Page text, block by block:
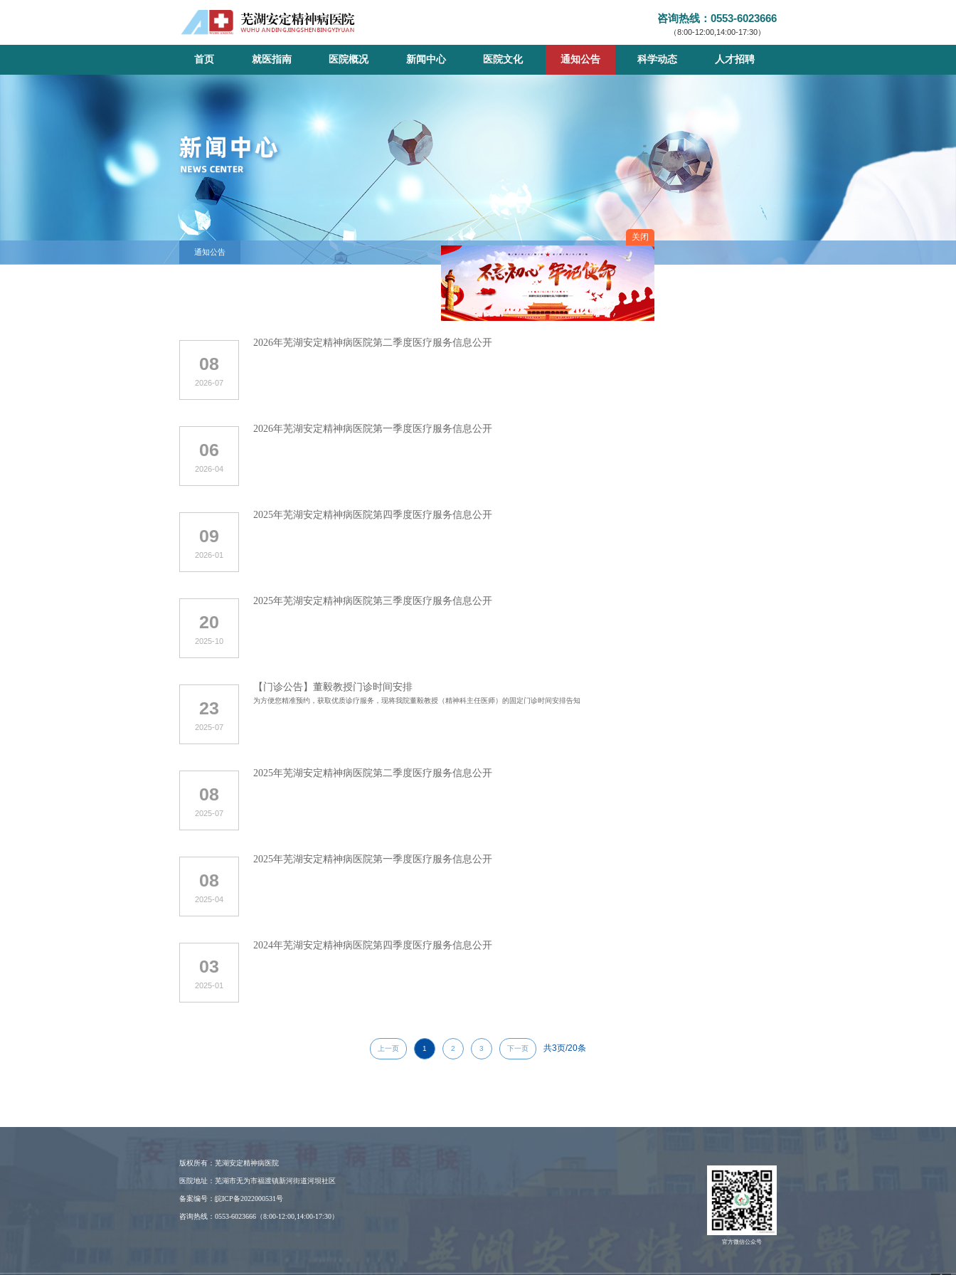
咨询热线：0553-6023666
（8:00-12:00,14:00-17:30）
首页 就医指南 医院概况 新闻中心 医院文化 通知公告 科学动态 人才招聘
通知公告
通知公告
08
2026-07
2026年芜湖安定精神病医院第二季度医疗服务信息公开
06
2026-04
2026年芜湖安定精神病医院第一季度医疗服务信息公开
09
2026-01
2025年芜湖安定精神病医院第四季度医疗服务信息公开
20
2025-10
2025年芜湖安定精神病医院第三季度医疗服务信息公开
23
2025-07
【门诊公告】董毅教授门诊时间安排
为方便您精准预约，获取优质诊疗服务，现将我院董毅教授（精神科主任医师）的固定门诊时间安排告知
08
2025-07
2025年芜湖安定精神病医院第二季度医疗服务信息公开
08
2025-04
2025年芜湖安定精神病医院第一季度医疗服务信息公开
03
2025-01
2024年芜湖安定精神病医院第四季度医疗服务信息公开
上一页 1 2 3 下一页 共3页/20条
版权所有：芜湖安定精神病医院
医院地址：芜湖市无为市福渡镇新河街道河坝社区
备案编号：皖ICP备2022000531号
咨询热线：0553-6023666（8:00-12:00,14:00-17:30）
官方微信公众号
关闭